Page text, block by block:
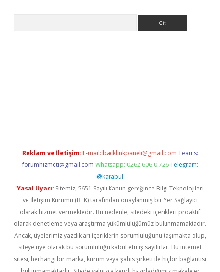
Reklam ve İletişim: E-mail: backlinkpaneli@gmail.com Teams:
forumhizmeti@gmail.com Whatsapp: 0262 606 0 726 Telegram:
@karabul
Yasal Uyarı: Sitemiz, 5651 Sayılı Kanun gereğince Bilgi Teknolojileri
ve İletişim Kurumu (BTK) tarafından onaylanmış bir Yer Sağlayıcı
olarak hizmet vermektedir. Bu nedenle, sitedeki içerikleri proaktif
olarak denetleme veya araştırma yükümlülüğümüz bulunmamaktadır.
Ancak, üyelerimiz yazdıkları içeriklerin sorumluluğunu taşımakta olup,
siteye üye olarak bu sorumluluğu kabul etmiş sayılırlar. Bu internet
sitesi, herhangi bir marka, kurum veya şahıs şirketi ile hiçbir bağlantısı